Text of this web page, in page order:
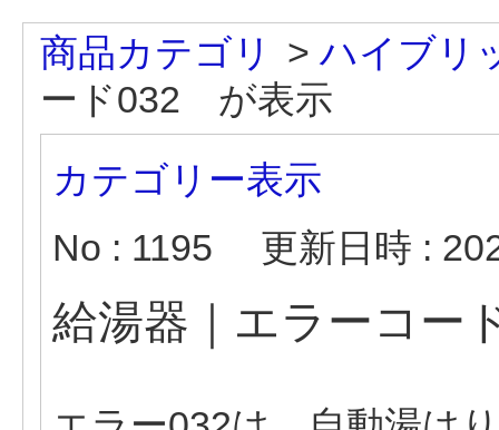
商品カテゴリ >ハイブリ
ード032 が表示
カテゴリー表示
No : 1195
更新日時 :
給湯器｜エラーコ